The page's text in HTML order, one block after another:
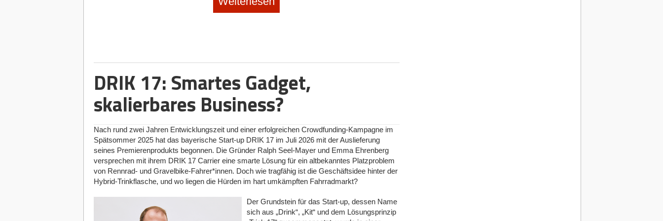
Nomado24-Gründer Anton Petuchow und Lars Schreiner © Nomado24
100 Prozent ortsunabhängig ausgeübt werden kann.
Doch wer braucht so eine spezialisierte Plattform überhaupt? Schließlich finden sich viele echte
Remote-Jobs im IT-Sektor, wo Fachkräfte sich ihre Stellen ohnehin aussuchen können. „Der
und -Entwickler bekommen drei Recruiter-Nachrichten pro Woche, die brauchen uns nicht, und
sie sind ausdrücklich nicht unser Fokus.“ Nomado24 zielt stattdessen auf die andere Hälfte des
Remote-Marktes ab: Berufe im Kund*innenservice, Vertriebsinnendienst, Marketing oder der
Buchhaltung sowie Menschen, die einen Nebenjob von zu Hause suchen. Hier gebe es echte
ortsunabhängige Stellen, aber die Kandidat*innen müssten selbst suchen. „Für sie ist eine
Plattform, die aussortiert statt aufzublähen, ein spürbarer Unterschied“, betont Petuchow. Der
englischsprachige Markt bereits gut versorgt sei.
DRIK 17: Smartes Gadget,
skalierbares Business?
Nach rund zwei Jahren Entwicklungszeit und einer erfolgreichen Crowdfunding-Kampagne im
Spätsommer 2025 hat das bayerische Start-up DRIK 17 im Juli 2026 mit der Auslieferung
seines Premierenprodukts begonnen. Die Gründer Ralph Seel-Mayer und Emma Ehrenberg
versprechen mit ihrem DRIK 17 Carrier eine smarte Lösung für ein altbekanntes Platzproblem
von Rennrad- und Gravelbike-Fahrer*innen. Doch wie tragfähig ist die Geschäftsidee hinter der
Hybrid-Trinkflasche, und wo liegen die Hürden im hart umkämpften Fahrradmarkt?
Der Grundstein für das Start-up, dessen Name
sich aus „Drink“, „Kit“ und dem Lösungsprinzip